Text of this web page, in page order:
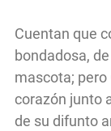
Cuentan que
bondadosa,
mascota; pero
corazón junto
de su difunto